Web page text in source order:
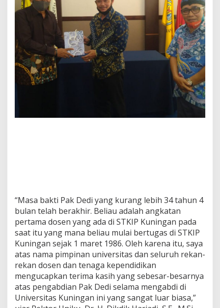
“Masa bakti Pak Dedi yang kurang lebih 34 tahun 4
bulan telah berakhir. Beliau adalah angkatan
pertama dosen yang ada di STKIP Kuningan pada
saat itu yang mana beliau mulai bertugas di STKIP
Kuningan sejak 1 maret 1986. Oleh karena itu, saya
atas nama pimpinan universitas dan seluruh rekan-
rekan dosen dan tenaga kependidikan
mengucapkan terima kasih yang sebesar-besarnya
atas pengabdian Pak Dedi selama mengabdi di
Universitas Kuningan ini yang sangat luar biasa,”